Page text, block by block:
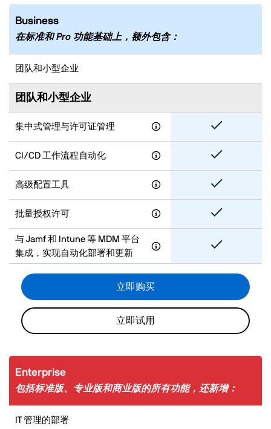
Business
在标准和 Pro 功能基础上，额外包含：
团队和小型企业
团队和小型企业
集中式管理与许可证管理
CI/CD 工作流程自动化
高级配置工具
批量授权许可
与 Jamf 和 Intune 等 MDM 平台
集成，实现自动化部署和更新
立即购买
立即试用
Enterprise
包括标准版、专业版和商业版的所有功能，还新增：
IT 管理的部署